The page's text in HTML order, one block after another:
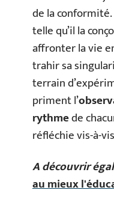
de la conformité.
telle qu’il la
affronter la vie
trahir sa
terrain
priment l’
rythmede
réfléchie vis-à-
A découvrir
au mieux